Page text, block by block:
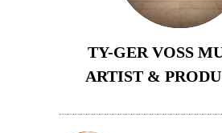
TY-GER VOSS
ARTIST &